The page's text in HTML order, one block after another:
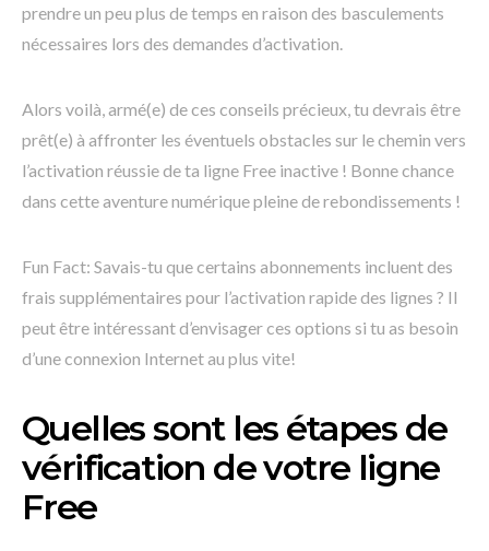
prendre un peu plus de temps en raison des basculements
nécessaires lors des demandes d’activation.
Alors voilà, armé(e) de ces conseils précieux, tu devrais être
prêt(e) à affronter les éventuels obstacles sur le chemin vers
l’activation réussie de ta ligne Free inactive ! Bonne chance
dans cette aventure numérique pleine de rebondissements !
Fun Fact: Savais-tu que certains abonnements incluent des
frais supplémentaires pour l’activation rapide des lignes ? Il
peut être intéressant d’envisager ces options si tu as besoin
d’une connexion Internet au plus vite!
Quelles sont les étapes de
vérification de votre ligne
Free